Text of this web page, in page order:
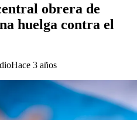
obrera de
huelga contra el
Hace 3 años